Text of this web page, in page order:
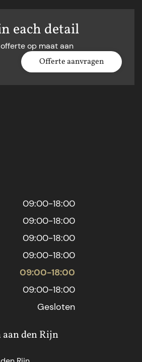
each detail
op maat aan
Offerte aanvragen
09:00-18:00
09:00-18:00
09:00-18:00
09:00-18:00
09:00-18:00
09:00-18:00
Gesloten
den Rijn